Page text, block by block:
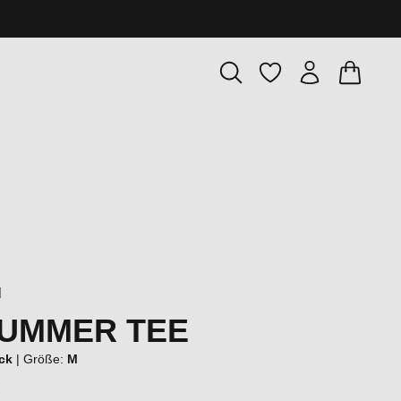
Du hast 0
TEE
| Größe: M